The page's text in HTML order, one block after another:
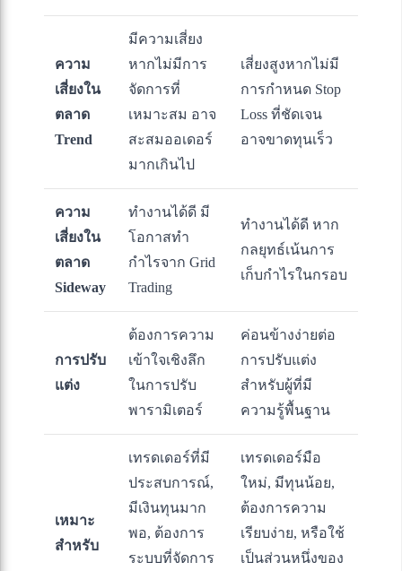
ความ
เสี่ยงใน
ตลาด
Trend
มีความเสี่ยง
หากไม่มีการ
จัดการที่
เหมาะสม อาจ
สะสมออเดอร์
มากเกินไป
เสี่ยงสูงหากไม่มี
การกำหนด Stop
Loss ที่ชัดเจน
อาจขาดทุนเร็ว
ความ
เสี่ยงใน
ตลาด
Sideway
ทำงานได้ดี มี
โอกาสทำ
กำไรจาก Grid
Trading
ทำงานได้ดี หาก
กลยุทธ์เน้นการ
เก็บกำไรในกรอบ
การปรับ
แต่ง
ต้องการความ
เข้าใจเชิงลึก
ในการปรับ
พารามิเตอร์
ค่อนข้างง่ายต่อ
การปรับแต่ง
สำหรับผู้ที่มี
ความรู้พื้นฐาน
เหมาะ
สำหรับ
เทรดเดอร์ที่มี
ประสบการณ์,
มีเงินทุนมาก
พอ, ต้องการ
ระบบที่จัดการ
เทรดเดอร์มือ
ใหม่, มีทุนน้อย,
ต้องการความ
เรียบง่าย, หรือใช้
เป็นส่วนหนึ่งของ